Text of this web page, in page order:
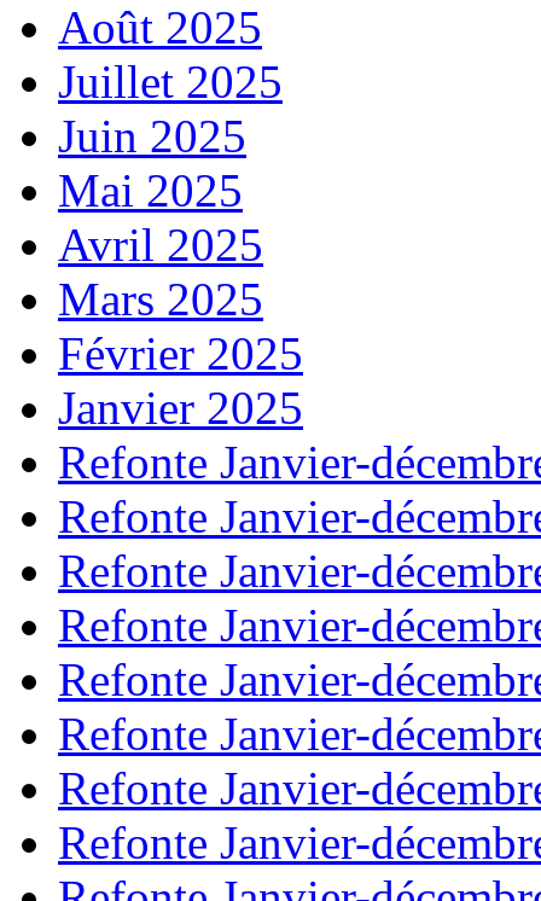
Août 2025
Juillet 2025
Juin 2025
Mai 2025
Avril 2025
Mars 2025
Février 2025
Janvier 2025
Refonte Janvier-
Refonte Janvier-
Refonte Janvier-
Refonte Janvier-
Refonte Janvier-
Refonte Janvier-
Refonte Janvier-
Refonte Janvier-